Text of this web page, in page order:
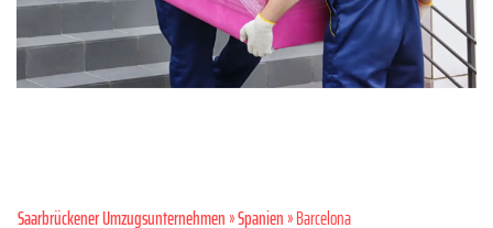
Saarbrückener Umzugsunternehmen»Spanien» Barcelona